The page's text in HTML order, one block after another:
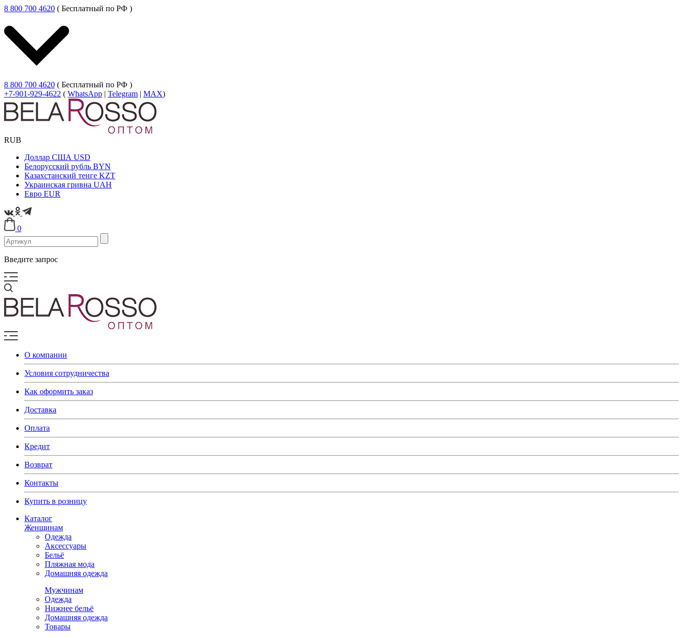
8 800 700 4620 ( Бесплатный по РФ )
8 800 700 4620 ( Бесплатный по РФ )
+7-901-929-4622 ( WhatsApp | Telegram | MAX)
RUB
Доллар США USD
Белорусский рубль BYN
Казахстанский тенге KZT
Украинская гривна UAH
Евро EUR
0
Введите запрос
О компании
Условия сотрудничества
Как оформить заказ
Доставка
Оплата
Кредит
Возврат
Контакты
Купить в розницу
Каталог
Женщинам
Одежда
Аксессуары
Бельё
Пляжная мода
Домашняя одежда
Мужчинам
Одежда
Нижнее бельё
Домашняя одежда
Товары